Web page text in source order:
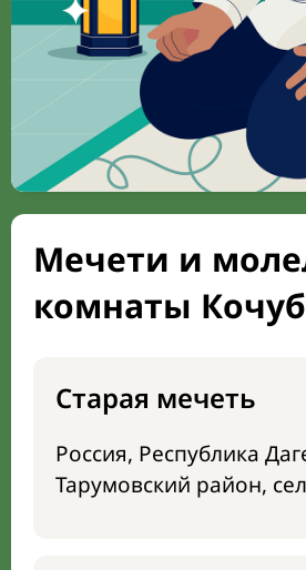
Мечети и
комнаты
Старая мечеть
Россия, Республика
Тарумовский район,